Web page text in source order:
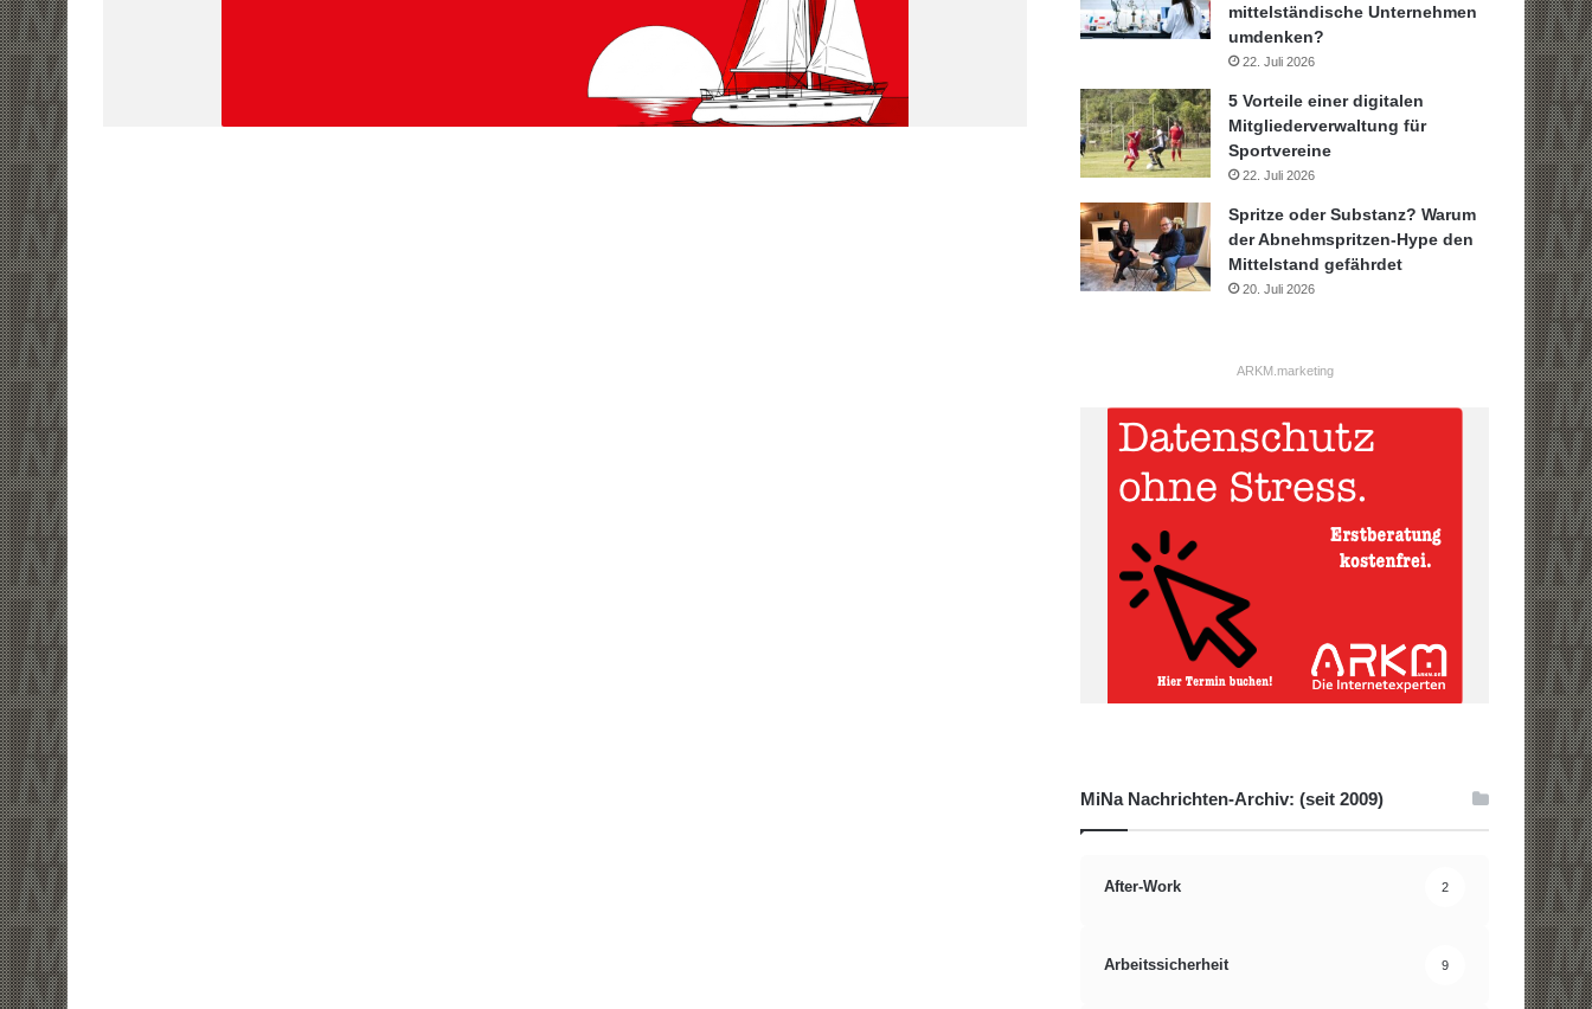
mittelständische Unternehmen
umdenken?
22. Juli 2026
5 Vorteile einer digitalen
Mitgliederverwaltung für
Sportvereine
22. Juli 2026
Spritze oder Substanz? Warum
der Abnehmspritzen-Hype den
Mittelstand gefährdet
20. Juli 2026
ARKM.marketing
MiNa Nachrichten-Archiv: (seit 2009)
After-Work 2
Arbeitssicherheit 9